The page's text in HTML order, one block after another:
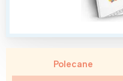
Polecane